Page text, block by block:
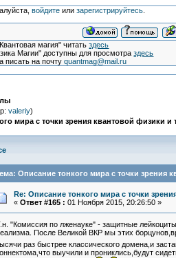
войдитеили зарегистрируйтесь.
магия" читатьздесь
Магии" доступны для просмотраздесь
писать на почтуquantmag@mail.ru
valeriy)
мира с точки зрения квантовой физики и
Описание тонкого мира с точки зрения
Re: Описание тонкого мира с точки
« Ответ #165 : 01 Ноября 2015, 20:26:50 »
"Комиссия по лженауке" - защитные
После Великой ВКР мы этих
раз быстрее классического домена,и
выучили и прониклись,будут